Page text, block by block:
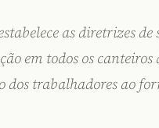
as diretrizes de
em todos os canteiros
dos trabalhadores ao